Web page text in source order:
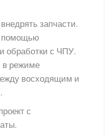
запчасти.
помощью
обработки с ЧПУ.
режиме
восходящим и
с